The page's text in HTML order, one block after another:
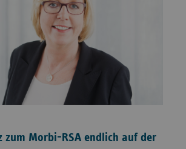
zum Morbi-RSA endlich auf der